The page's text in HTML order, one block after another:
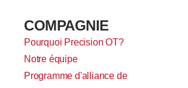
COMPAGNIE
Pourquoi Precision OT?
Notre équipe
Programme d'alliance de